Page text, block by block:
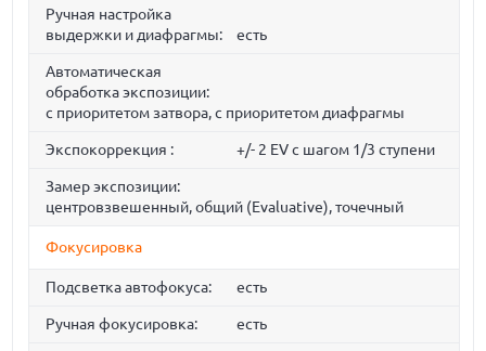
Ручная настройка
выдержки и диафрагмы:
есть
Автоматическая
обработка экспозиции:
с приоритетом затвора, с приоритетом диафрагмы
Экспокоррекция : +/- 2 EV с шагом 1/3 ступени
Замер экспозиции:
центровзвешенный, общий (Evaluative), точечный
Фокусировка
Подсветка автофокуса: есть
Ручная фокусировка: есть